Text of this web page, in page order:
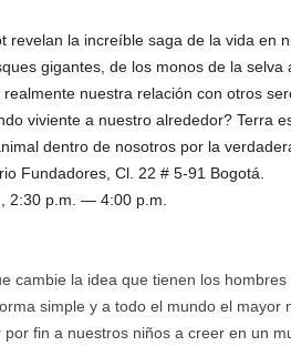
revelan la increíble saga de la vida en
gigantes, de los monos de la selva
nuestra relación con otros
viviente a nuestro alrededor? Terra
dentro de nosotros por la
Fundadores, Cl. 22 # 5-91 Bogotá.
2:30 p.m. — 4:00 p.m.
cambie la idea que tienen los
simple y a todo el mundo el mayor
fin a nuestros niños a creer en un